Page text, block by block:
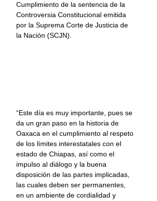
Cumplimiento de la sentencia de la
Controversia Constitucional emitida
por la Suprema Corte de Justicia de
la Nación (SCJN).
“Este día es muy importante, pues se
da un gran paso en la historia de
Oaxaca en el cumplimiento al respeto
de los límites interestatales con el
estado de Chiapas, así como el
impulso al diálogo y la buena
disposición de las partes implicadas,
las cuales deben ser permanentes,
en un ambiente de cordialidad y